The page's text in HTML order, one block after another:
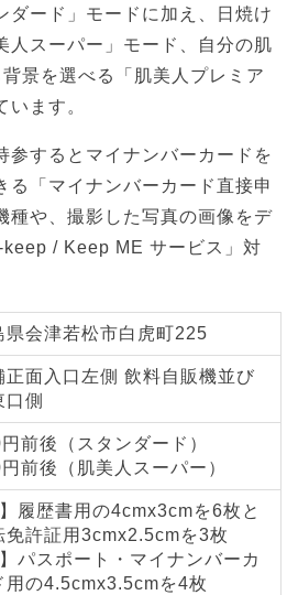
ダード」モードに加え、日焼け
人スーパー」モード、自分の肌
景を選べる「肌美人プレミア
います。
参するとマイナンバーカードを
る「マイナンバーカード直接申
種や、撮影した写真の画像をデ
/ Keep ME サービス」対
県会津若松市白虎町225
正面入口左側 飲料自販機並び
口側
前後（スタンダード）
前後（肌美人スーパー）
】履歴書用の4cmx3cmを6枚と
免許証用3cmx2.5cmを3枚
】パスポート・マイナンバーカ
用の4.5cmx3.5cmを4枚